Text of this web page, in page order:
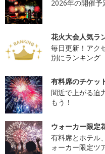
2026年の開催予
花火大会人気ラ
毎日更新！アク
別にランキング
有料席のチケッ
間近で上がる迫
もう！
ウォーカー限定
有料席とホテル
ォーカー限定ツ